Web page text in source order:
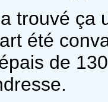
trouvé ça
été
de